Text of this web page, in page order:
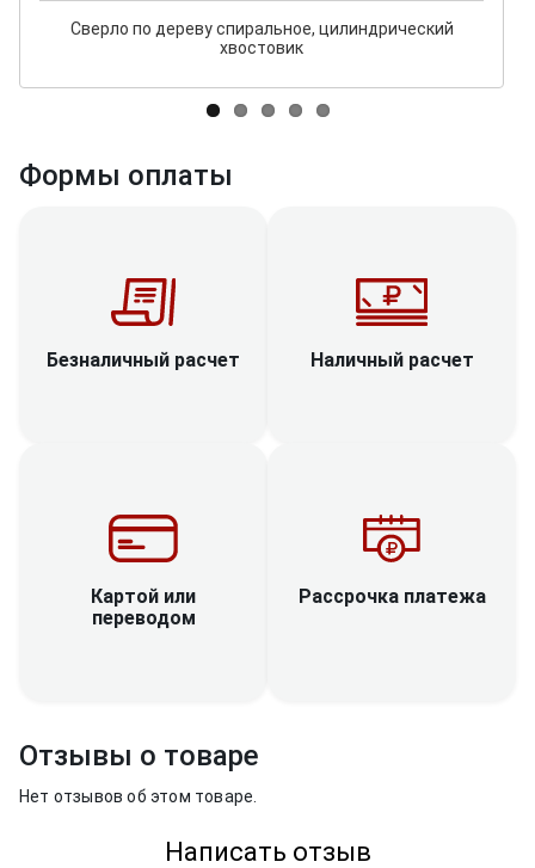
Сверло по дереву спиральное, цилиндрический
хвостовик
Формы оплаты
Безналичный расчет Наличный расчет
Картой или
переводом
Рассрочка платежа
Отзывы о товаре
Нет отзывов об этом товаре.
Написать отзыв